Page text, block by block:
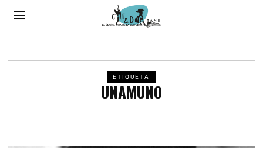
ETIQUETA
UNAMUNO